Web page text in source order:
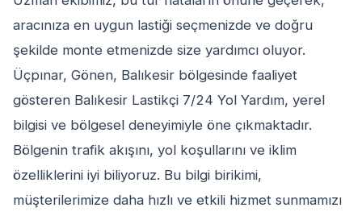
aracınıza en uygun lastiği seçmenizde ve doğru
şekilde monte etmenizde size yardımcı oluyor.
Üçpınar, Gönen, Balıkesir bölgesinde faaliyet
gösteren Balıkesir Lastikçi 7/24 Yol Yardım, yerel
bilgisi ve bölgesel deneyimiyle öne çıkmaktadır.
Bölgenin trafik akışını, yol koşullarını ve iklim
özelliklerini iyi biliyoruz. Bu bilgi birikimi,
müşterilerimize daha hızlı ve etkili hizmet sunmamızı